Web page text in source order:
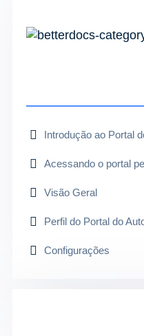
Introdução ao Portal
Acessando o portal
Visão Geral
Perfil do Portal do
Configurações